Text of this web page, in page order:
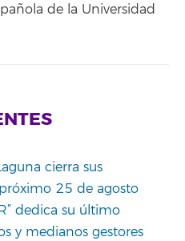
de la Universidad
cierra sus
25 de agosto
dedica su último
y medianos gestores